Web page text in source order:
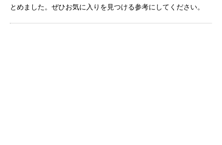
とめました。ぜひお気に入りを見つける参考にしてください。